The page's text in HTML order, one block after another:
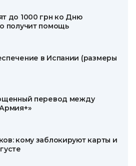
до 1000 грн ко Дню
получит помощь
в Испании (размеры
перевод между
кому заблокируют карты и